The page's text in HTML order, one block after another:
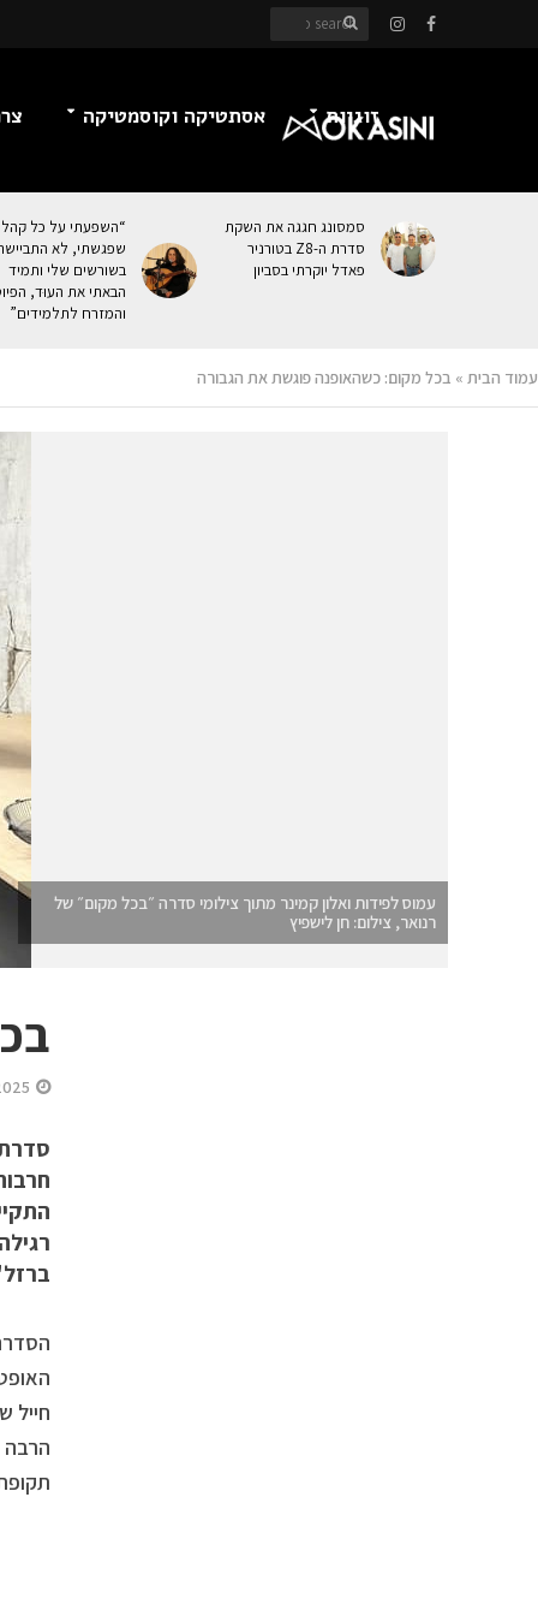
זוגיות אסתטיקה וקוסמטיקה
סמסונג חגגה את השקת
סדרת ה-Z8 בטורניר
פאדל יוקרתי בסביון
“השפעתי על כל קהל
שפגשתי, לא
בשורשים שלי ותמיד
הבאתי את העוּד,
והמזרח לתלמידים”
עמוד הבית » בכל מקום: כשהאופנה פוגשת את הגבורה
עמוס לפידות ואלון קמינר מתוך צילומי סדרה ״בכל מקום״ של
רנואר, צילום: חן לישפיץ
חייל
הרבה